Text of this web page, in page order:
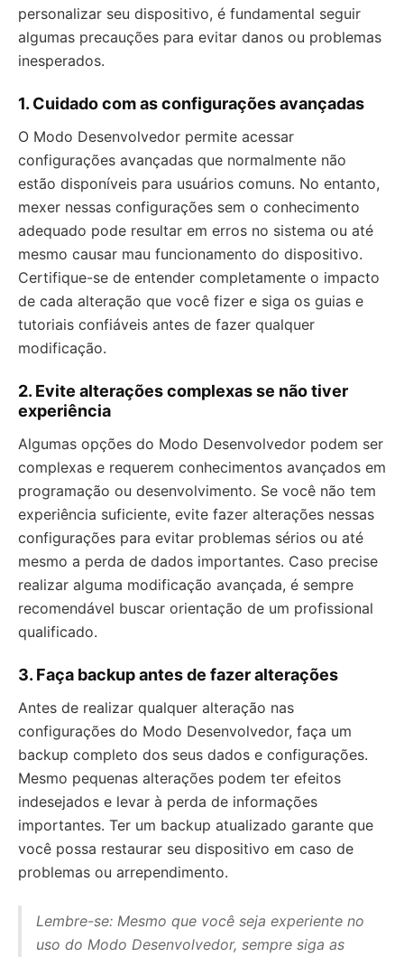
personalizar seu dispositivo, é fundamental seguir
algumas precauções para evitar danos ou problemas
inesperados.
1. Cuidado com as configurações avançadas
O Modo Desenvolvedor permite acessar
configurações avançadas que normalmente não
estão disponíveis para usuários comuns. No entanto,
mexer nessas configurações sem o conhecimento
adequado pode resultar em erros no sistema ou até
mesmo causar mau funcionamento do dispositivo.
Certifique-se de entender completamente o impacto
de cada alteração que você fizer e siga os guias e
tutoriais confiáveis antes de fazer qualquer
modificação.
2. Evite alterações complexas se não tiver
experiência
Algumas opções do Modo Desenvolvedor podem ser
complexas e requerem conhecimentos avançados em
programação ou desenvolvimento. Se você não tem
experiência suficiente, evite fazer alterações nessas
configurações para evitar problemas sérios ou até
mesmo a perda de dados importantes. Caso precise
realizar alguma modificação avançada, é sempre
recomendável buscar orientação de um profissional
qualificado.
3. Faça backup antes de fazer alterações
Antes de realizar qualquer alteração nas
configurações do Modo Desenvolvedor, faça um
backup completo dos seus dados e configurações.
Mesmo pequenas alterações podem ter efeitos
indesejados e levar à perda de informações
importantes. Ter um backup atualizado garante que
você possa restaurar seu dispositivo em caso de
problemas ou arrependimento.
Lembre-se: Mesmo que você seja experiente no
uso do Modo Desenvolvedor, sempre siga as